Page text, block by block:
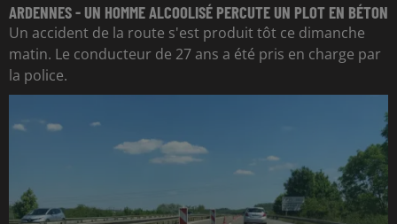
ARDENNES - UN HOMME ALCOOLISÉ PERCUTE UN PLOT EN BÉTON
Un accident de la route s'est produit tôt ce dimanche
matin. Le conducteur de 27 ans a été pris en charge par
la police.